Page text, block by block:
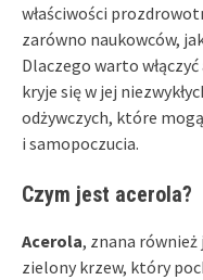
właściwości
zarówno naukowców,
Dlaczego warto
kryje się w jej
odżywczych, które
i samopoczucia.
Czym jest acerola?
Acerola, znana
zielony krzew, który